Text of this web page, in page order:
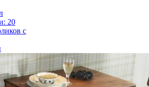
20
с